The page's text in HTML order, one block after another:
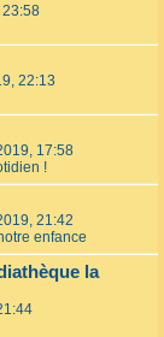
23:58
22:13
17:58
!
21:42
enfance
la